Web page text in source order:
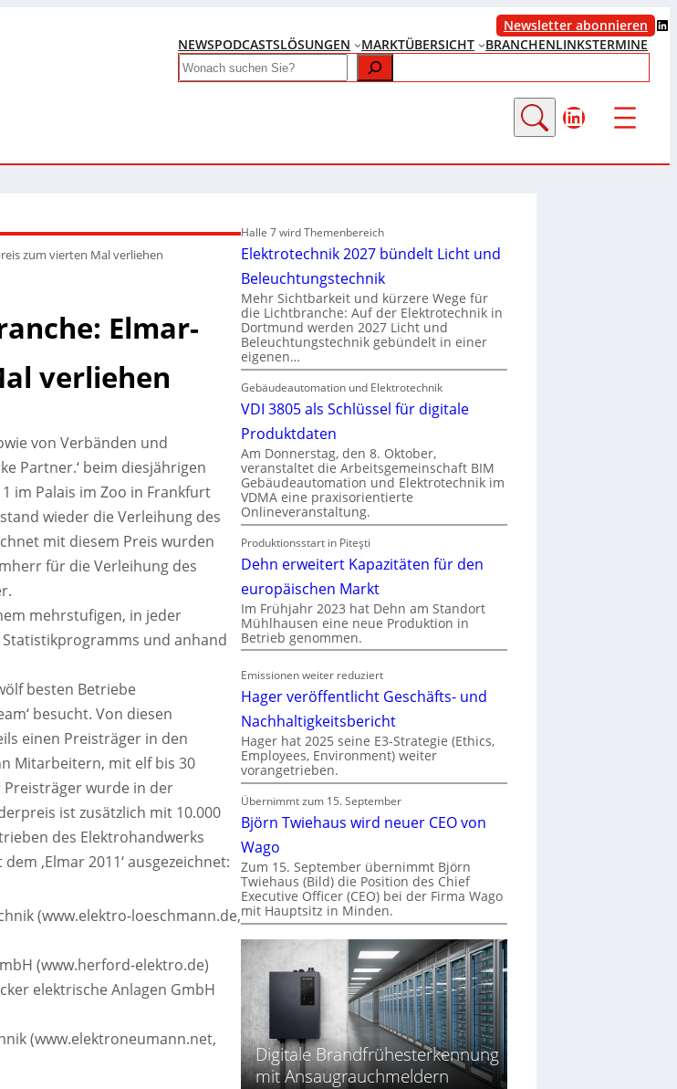
Newsletter abonnieren LinkedIn
NEWSPODCASTSLÖSUNGEN MARKTÜBERSICHT BRANCHENLINKSTERMINE
Search
LinkedIn
zum vierten Mal verliehen
Elmar-
verliehen
von Verbänden und
Partner.‘ beim diesjährigen
im Palais im Zoo in Frankfurt
wieder die Verleihung des
mit diesem Preis wurden
für die Verleihung des
mehrstufigen, in jeder
und anhand
besten Betriebe
besucht. Von diesen
einen Preisträger in den
Mitarbeitern, mit elf bis 30
wurde in der
ist zusätzlich mit 10.000
des Elektrohandwerks
‚Elmar 2011‘ ausgezeichnet:
(www.elektro-loeschmann.de,
(www.herford-elektro.de)
elektrische Anlagen GmbH
(www.elektroneumann.net,
Halle 7 wird Themenbereich
Elektrotechnik 2027 bündelt Licht und
Beleuchtungstechnik
Mehr Sichtbarkeit und kürzere Wege für
die Lichtbranche: Auf der Elektrotechnik in
Dortmund werden 2027 Licht und
Beleuchtungstechnik gebündelt in einer
eigenen…
Gebäudeautomation und Elektrotechnik
VDI 3805 als Schlüssel für digitale
Produktdaten
Am Donnerstag, den 8. Oktober,
veranstaltet die Arbeitsgemeinschaft BIM
Gebäudeautomation und Elektrotechnik im
VDMA eine praxisorientierte
Onlineveranstaltung.
Produktionsstart in Piteşti
Dehn erweitert Kapazitäten für den
europäischen Markt
Im Frühjahr 2023 hat Dehn am Standort
Mühlhausen eine neue Produktion in
Betrieb genommen.
Emissionen weiter reduziert
Hager veröffentlicht Geschäfts- und
Nachhaltigkeitsbericht
Hager hat 2025 seine E3-Strategie (Ethics,
Employees, Environment) weiter
vorangetrieben.
Übernimmt zum 15. September
Björn Twiehaus wird neuer CEO von
Wago
Zum 15. September übernimmt Björn
Twiehaus (Bild) die Position des Chief
Executive Officer (CEO) bei der Firma Wago
mit Hauptsitz in Minden.
Digitale Brandfrühesterkennung
mit Ansaugrauchmeldern